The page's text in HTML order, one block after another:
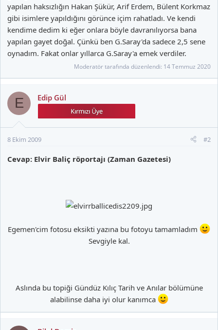
yapılan haksızlığın Hakan Şükür, Arif Erdem, Bülent Korkmaz
gibi isimlere yapıldığını görünce içim rahatladı. Ve kendi
kendime dedim ki eğer onlara böyle davranılıyorsa bana
yapılan gayet doğal. Çünkü ben G.Saray'da sadece 2,5 sene
oynadım. Fakat onlar yıllarca G.Saray'a emek verdiler.
Moderatör tarafında düzenlendi: 14 Temmuz 2020
E Edip Gül
8 Ekim 2009 #2
Cevap: Elvir Baliç röportajı (Zaman Gazetesi)
Egemen'cim fotosu eksikti yazına bu fotoyu tamamladım
Sevgiyle kal.
Aslında bu topiği Gündüz Kılıç Tarih ve Anılar bölümüne
alabilinse daha iyi olur kanımca